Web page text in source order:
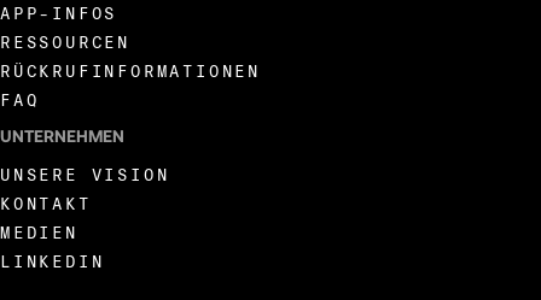
APP-INFOS
RESSOURCEN
RÜCKRUFINFORMATIONEN
FAQ
UNTERNEHMEN
UNSERE VISION
KONTAKT
MEDIEN
LINKEDIN